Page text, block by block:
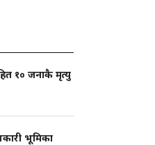
१० जनाकै मृत्यु
भूमिका